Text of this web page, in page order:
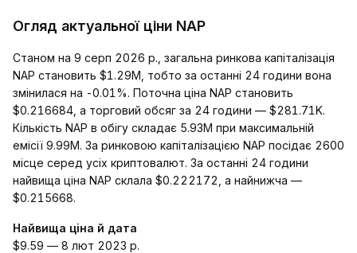
Огляд актуальної ціни NAP
Станом на 9 серп 2026 р., загальна ринкова капіталізація
NAP становить $1.29M, тобто за останні 24 години вона
змінилася на -0.01%. Поточна ціна NAP становить
$0.216684, а торговий обсяг за 24 години — $281.71K.
Кількість NAP в обігу складає 5.93M при максимальній
емісії 9.99M. За ринковою капіталізацією NAP посідає 2600
місце серед усіх криптовалют. За останні 24 години
найвища ціна NAP склала $0.222172, а найнижча —
$0.215668.
Найвища ціна й дата
$9.59 — 8 лют 2023 р.